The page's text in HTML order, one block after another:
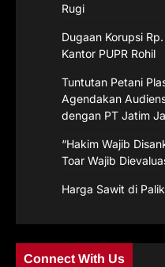
Rugi
Dugaan Korupsi
Kantor PUPR Rohil
Tuntutan Petani
Agendakan
dengan PT Jatim
“Hakim Wajib
Toar Wajib
Harga Sawit di
Connect With Us